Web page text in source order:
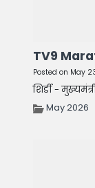
TV9
Posted on May
शिर्डी -
May 2026